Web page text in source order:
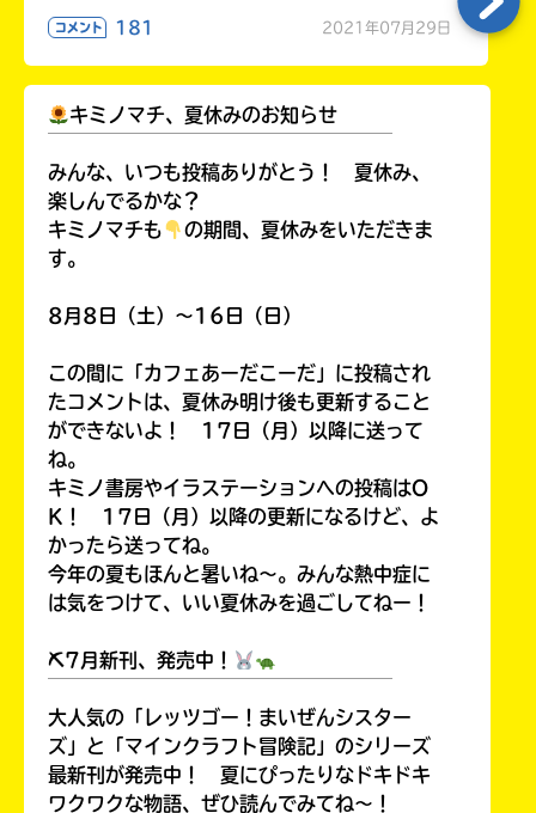
コメント 181 2021年07月29日
キミノマチ、夏休みのお知らせ
みんな、いつも投稿ありがとう！ 夏休み、
楽しんでるかな？
キミノマチも
の期間、夏休みをいただきま
す。
8月8日（土）～16日（日）
この間に「カフェあーだこーだ」に投稿され
たコメントは、夏休み明け後も更新すること
ができないよ！ 17日（月）以降に送って
ね。
キミノ書房やイラステーションへの投稿はO
K！ 17日（月）以降の更新になるけど、よ
かったら送ってね。
今年の夏もほんと暑いね～。みんな熱中症に
は気をつけて、いい夏休みを過ごしてねー！
⛏7月新刊、発売中！
大人気の「レッツゴー！まいぜんシスター
ズ」と「マインクラフト冒険記」のシリーズ
最新刊が発売中！ 夏にぴったりなドキドキ
ワクワクな物語、ぜひ読んでみてね～！